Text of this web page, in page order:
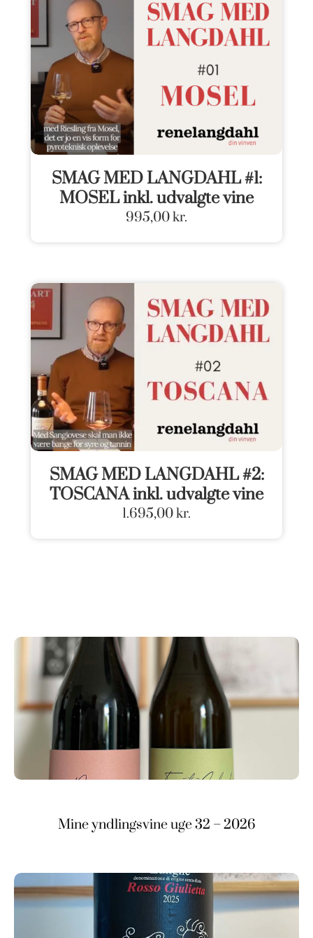
SMAG MED LANGDAHL #1:
MOSEL inkl. udvalgte vine
995,00kr.
SMAG MED LANGDAHL #2:
TOSCANA inkl. udvalgte vine
1.695,00kr.
Mine yndlingsvine uge 32 – 2026